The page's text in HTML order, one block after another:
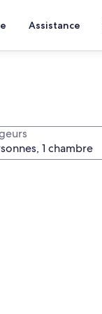
Assistance